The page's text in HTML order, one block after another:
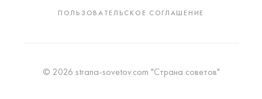
ПОЛЬЗОВАТЕЛЬСКОЕ СОГЛАШЕНИЕ
© 2026 strana-sovetov.com "Страна советов"